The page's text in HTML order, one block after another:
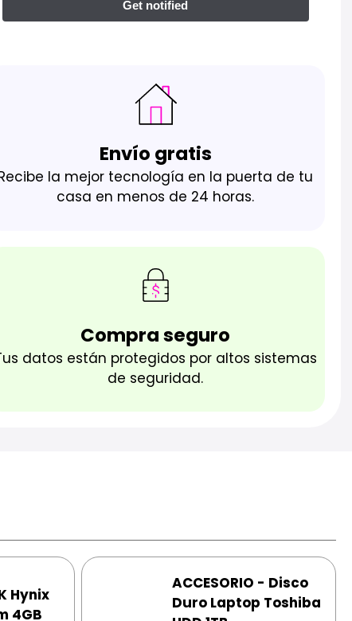
Envío gratis
la mejor tecnología en la puerta de tu
casa en menos de 24 horas.
Compra seguro
datos están protegidos por altos sistemas
de seguridad.
Hynix
4GB
ACCESORIO - Disco
Duro Laptop Toshiba